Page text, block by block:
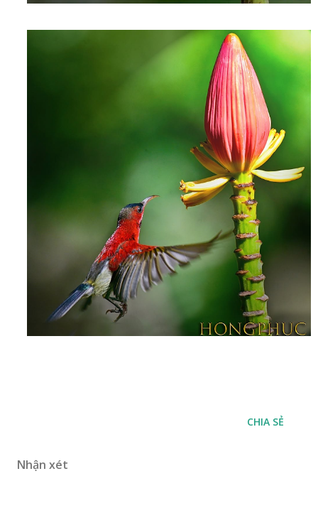
CHIA SẺ
Nhận xét